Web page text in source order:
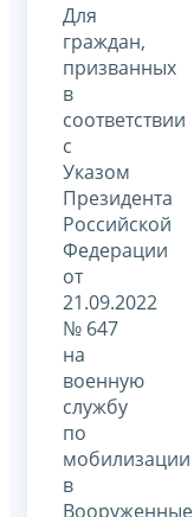
Для
граждан,
призванных
в
соответствии
с
Указом
Президента
Российской
Федерации
от
21.09.2022
№ 647
на
военную
службу
по
мобилизации
в
Вооруженные